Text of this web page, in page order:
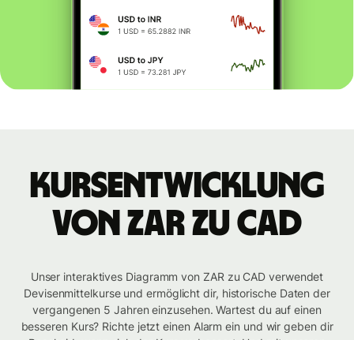
Kursentwicklung
von ZAR zu CAD
Unser interaktives Diagramm von ZAR zu CAD verwendet
Devisenmittelkurse und ermöglicht dir, historische Daten der
vergangenen 5 Jahren einzusehen. Wartest du auf einen
besseren Kurs? Richte jetzt einen Alarm ein und wir geben dir